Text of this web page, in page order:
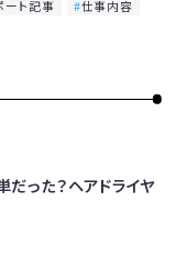
ート記事 仕事内容
だった？ヘアドライヤ